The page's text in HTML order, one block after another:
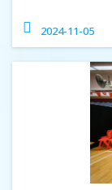
2024-11-05